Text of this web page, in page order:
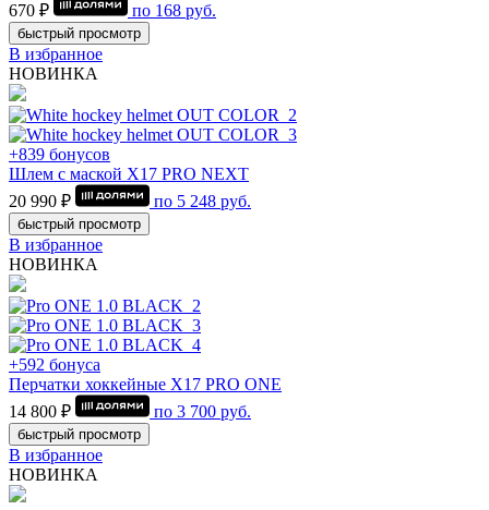
670 ₽
по 168 руб.
быстрый просмотр
В избранное
НОВИНКА
+839 бонусов
Шлем с маской Х17 PRO NEXT
20 990 ₽
по 5 248 руб.
быстрый просмотр
В избранное
НОВИНКА
+592 бонуса
Перчатки хоккейные Х17 PRO ONE
14 800 ₽
по 3 700 руб.
быстрый просмотр
В избранное
НОВИНКА